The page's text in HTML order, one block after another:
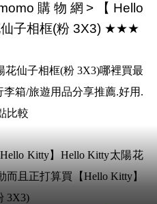
購物網>【Hello
仙子相框(粉 3X3) ★★★
花仙子相框(粉 3X3)哪裡買最
箱/旅遊用品分享推薦.好用.
比較
Kitty】Hello Kitty太陽花
且正打算買【Hello Kitty】
3X3)